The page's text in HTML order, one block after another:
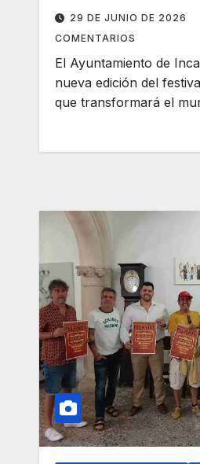
29 DE JUNIO DE 2026
COMENTARIOS
El Ayuntamiento de
nueva edición del
que transformará el